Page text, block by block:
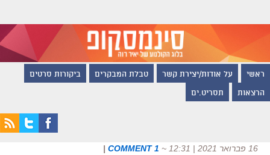
ראשי על אודות/יצירת קשר טבלת המבקרים ביקורות סרטים
הרצאות תסריט.ים
16 פברואר 2021 | 12:31 ~
1 COMMENT
|